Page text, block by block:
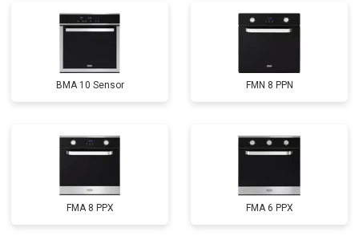
BMA 10 Sensor FMN 8 PPN
FMA 8 PPX FMA 6 PPX